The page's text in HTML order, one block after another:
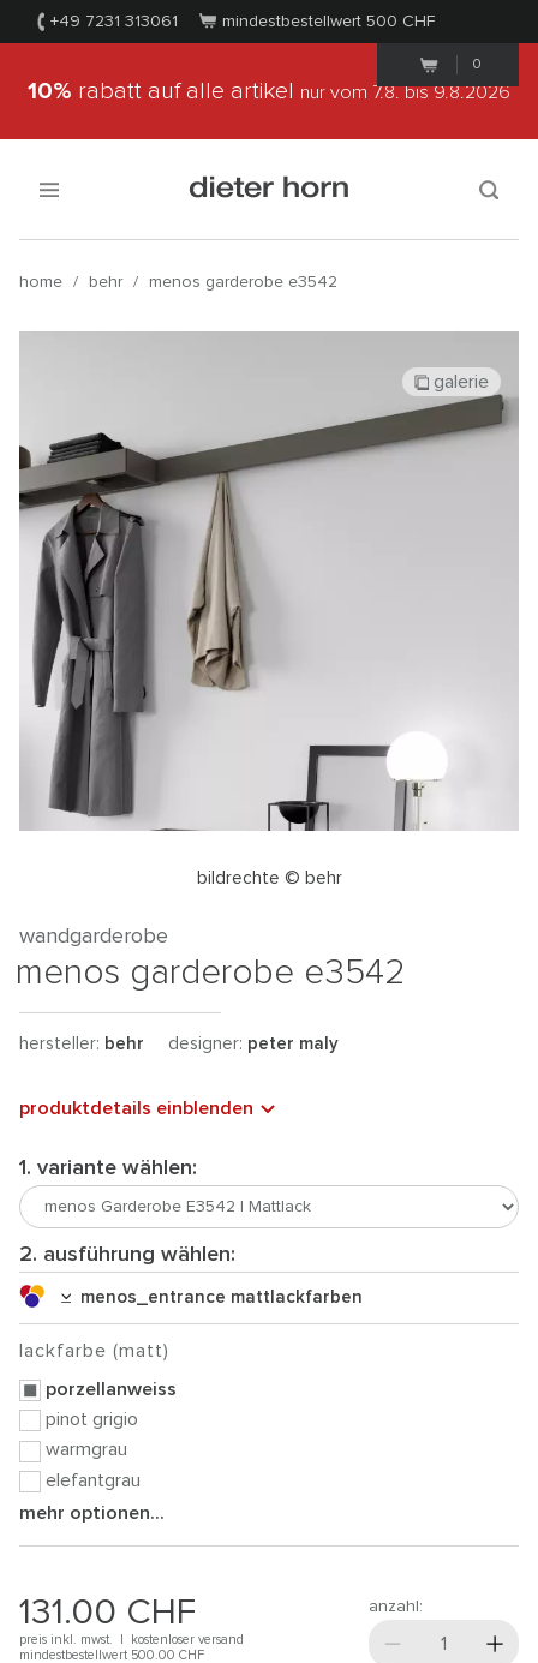
+49 7231 313061 mindestbestellwert 500 CHF
0
10% rabatt auf alle artikel nur vom 7.8.bis 9.8.2026
home / behr / menos garderobe e3542
bildrechte © behr
galerie
wandgarderobe
menos garderobe e3542
hersteller: behr designer: peter maly
produktdetails einblenden
1. variante wählen:
2. ausführung wählen:
menos_entrance mattlackfarben
lackfarbe (matt)
porzellanweiss
pinot grigio
warmgrau
elefantgrau
mehr optionen...
131.00 CHF
preis inkl. mwst. |
kostenloser versand
mindestbestellwert 500.00 CHF
anzahl: